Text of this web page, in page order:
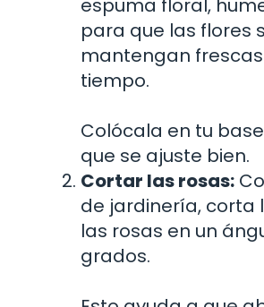
para que las flores
mantengan
tiempo.
Colócala en tu
que se ajuste bien.
Cortar las rosas:
de jardinería, corta
las rosas en un
grados.